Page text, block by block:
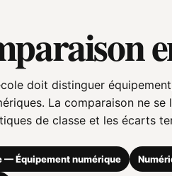
doit distinguer
La comparaison ne
de classe et les écarts
— Équipement numérique